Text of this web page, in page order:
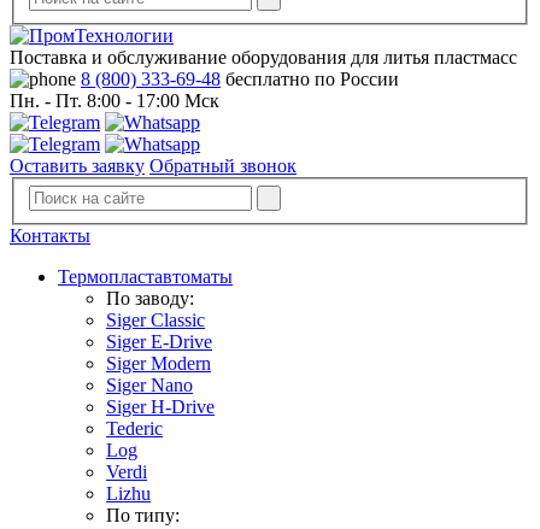
Поставка и обслуживание оборудования для литья пластмасс
8 (800) 333-69-48 бесплатно по России
Пн. - Пт. 8:00 - 17:00 Мск
Оставить заявку Обратный звонок
Контакты
Термопластавтоматы
По заводу:
Siger Classic
Siger E-Drive
Siger Modern
Siger Nano
Siger H-Drive
Tederic
Log
Verdi
Lizhu
По типу: